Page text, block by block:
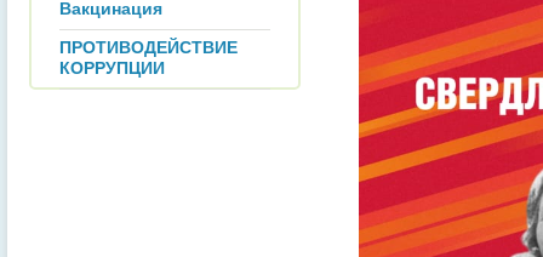
Вакцинация
ПРОТИВОДЕЙСТВИЕ
КОРРУПЦИИ